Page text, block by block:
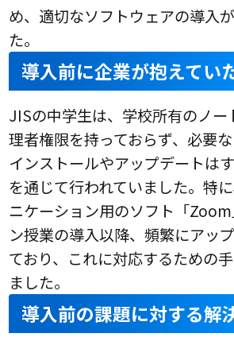
め、適切なソフトウェアの導入
た。
導入前に企業が抱えてい
JISの中学生は、学校所有のノー
理者権限を持っておらず、必要
インストールやアップデートは
を通じて行われていました。特
ニケーション用のソフト「
ン授業の導入以降、頻繁にアッ
ており、これに対応するための
ました。
導入前の課題に対する解